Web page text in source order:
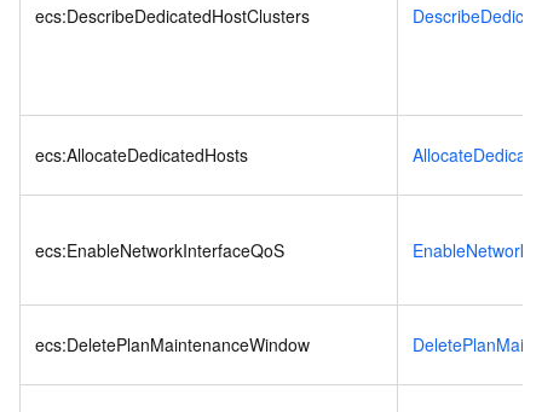
ecs:DescribeDedicatedHostClusters
ecs:AllocateDedicatedHosts
ecs:EnableNetworkInterfaceQoS
ecs:DeletePlanMaintenanceWindow